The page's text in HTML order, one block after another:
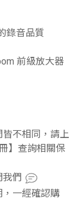
錄音品質
前級放大器
不相同，請上
】查詢相關保
們
一經確認購